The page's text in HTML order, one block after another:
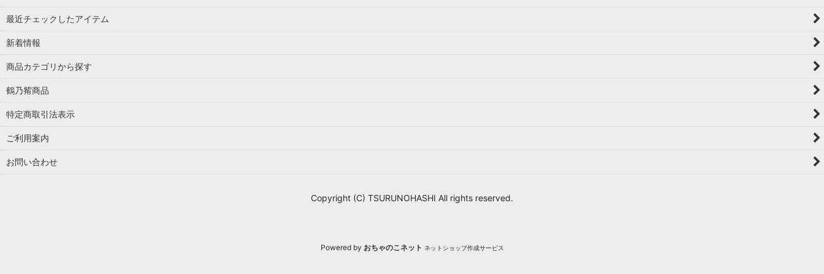
最近チェックしたアイテム
新着情報
商品カテゴリから探す
鶴乃觜商品
特定商取引法表示
ご利用案内
お問い合わせ
Copyright (C) TSURUNOHASHI All rights reserved.
Powered by おちゃのこネット ネットショップ作成サービス